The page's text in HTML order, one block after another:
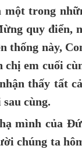
trong
quy điển,
thống này,
em cuối
thấy tất
cùng.
mình của
chúng ta